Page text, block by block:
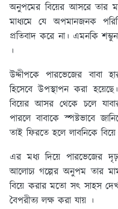
অনুপমের বিয়ের আসরে তার
মাধ্যমে যে অপমানজনক
প্রতিবাদ করে না। এমনকি
।
উদ্দীপকে পারভেজের বাবা
হিসেবে উপস্থাপন করা
বিয়ের আসর থেকে চলে
পারলে বাবাকে স্পষ্টভাবে
তাই ফিরতে হলে লাবনিকে
এর মধ্য দিয়ে পারভেজের
আলোচ্য গল্পের অনুপম তার
বিয়ে করার মতো সৎ সাহস
বৈপরীত্য লক্ষ করা যায় ।